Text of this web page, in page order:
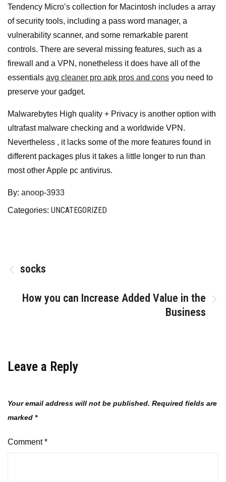
Tendency Micro’s collection for Macintosh includes a array
of security tools, including a pass word manager, a
vulnerability scanner, and some remarkable parent
controls. There are several missing features, such as a
firewall and a VPN, nonetheless it does have all of the
essentials avg cleaner pro apk pros and cons you need to
preserve your gadget.
Malwarebytes High quality + Privacy is another option with
ultrafast malware checking and a worldwide VPN.
Nevertheless , it lacks some of the more features found in
different packages plus it takes a little longer to run than
most other Apple pc antivirus.
By: anoop-3933
Categories: UNCATEGORIZED
Post
navigation
socks
How you can Increase Added Value in the
Business
Leave a Reply
Your email address will not be published. Required fields are
marked *
Comment*